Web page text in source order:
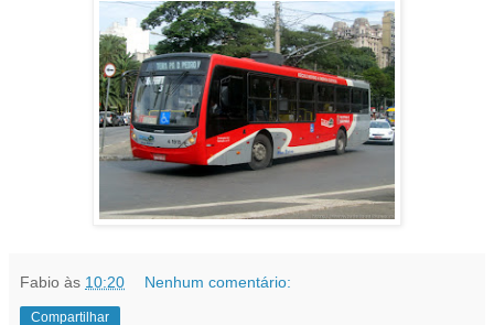
Fabio às 10:20 Nenhum comentário:
Compartilhar